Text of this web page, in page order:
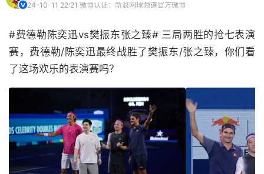
24-10-11 22:21 微博认证：新浪网球频道官方微博
#费德勒陈奕迅vs樊振东张之臻# 三局两胜的抢七表演
赛，费德勒/陈奕迅最终战胜了樊振东/张之臻，你们看
了这场欢乐的表演赛吗？ ​​​